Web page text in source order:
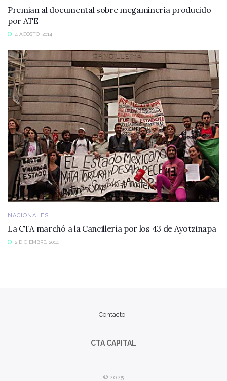
Premian al documental sobre megaminería producido
por ATE
4 AGOSTO, 2014
NACIONALES
La CTA marchó a la Cancillería por los 43 de Ayotzinapa
2 DICIEMBRE, 2014
Contacto
CTA CAPITAL
© 2025